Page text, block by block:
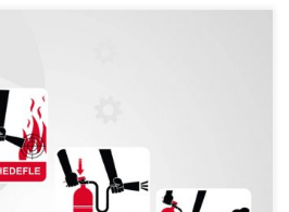
Nasıl Kullanılır? Yangın söndürme
yeşil alanda olmalıdır. Alt
ve toz püskürtmez, üst kırmızıda
patlama ihtimali vardır. Emniyet pimi
kullanılmadığı emniyet piminin
Yangın söndürme cihazları nasıl […]